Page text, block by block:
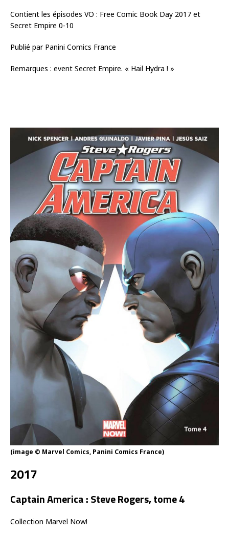
Contient les épisodes VO : Free Comic Book Day 2017 et
Secret Empire 0-10
Publié par Panini Comics France
Remarques : event Secret Empire. « Hail Hydra ! »
(image © Marvel Comics, Panini Comics France)
2017
Captain America : Steve Rogers, tome 4
Collection Marvel Now!